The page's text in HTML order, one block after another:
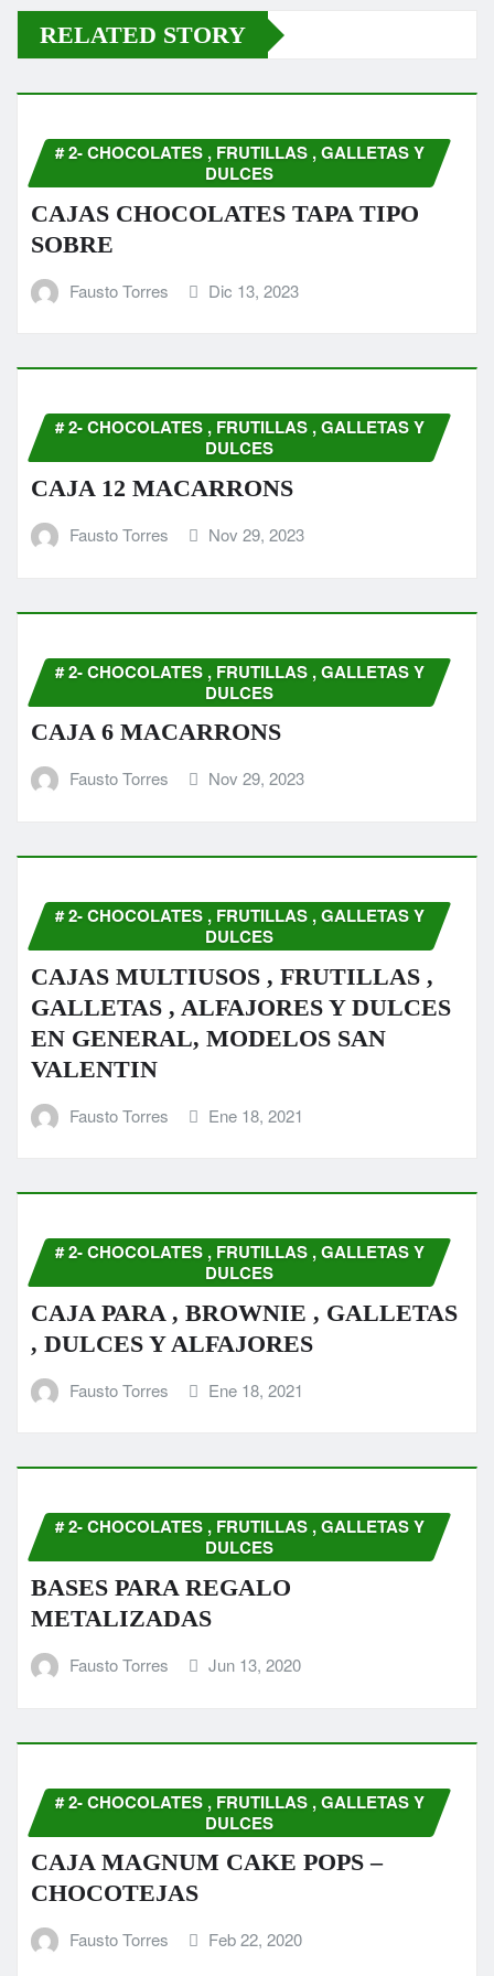
RELATED STORY
# 2- CHOCOLATES , FRUTILLAS , GALLETAS Y
DULCES
CAJAS CHOCOLATES TAPA TIPO
SOBRE
Fausto Torres Dic 13, 2023
# 2- CHOCOLATES , FRUTILLAS , GALLETAS Y
DULCES
CAJA 12 MACARRONS
Fausto Torres Nov 29, 2023
# 2- CHOCOLATES , FRUTILLAS , GALLETAS Y
DULCES
CAJA 6 MACARRONS
Fausto Torres Nov 29, 2023
# 2- CHOCOLATES , FRUTILLAS , GALLETAS Y
DULCES
CAJAS MULTIUSOS , FRUTILLAS ,
GALLETAS , ALFAJORES Y DULCES
EN GENERAL, MODELOS SAN
VALENTIN
Fausto Torres Ene 18, 2021
# 2- CHOCOLATES , FRUTILLAS , GALLETAS Y
DULCES
CAJA PARA , BROWNIE , GALLETAS
, DULCES Y ALFAJORES
Fausto Torres Ene 18, 2021
# 2- CHOCOLATES , FRUTILLAS , GALLETAS Y
DULCES
BASES PARA REGALO
METALIZADAS
Fausto Torres Jun 13, 2020
# 2- CHOCOLATES , FRUTILLAS , GALLETAS Y
DULCES
CAJA MAGNUM CAKE POPS –
CHOCOTEJAS
Fausto Torres Feb 22, 2020